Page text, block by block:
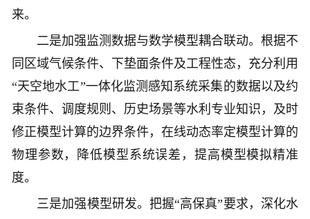
来。
二是加强监测数据与数学模型耦合联动。根据不
同区域气候条件、下垫面条件及工程性态，充分利用
“天空地水工”一体化监测感知系统采集的数据以及约
束条件、调度规则、历史场景等水利专业知识，及时
修正模型计算的边界条件，在线动态率定模型计算的
物理参数，降低模型系统误差，提高模型模拟精准
度。
三是加强模型研发。把握“高保真”要求，深化水